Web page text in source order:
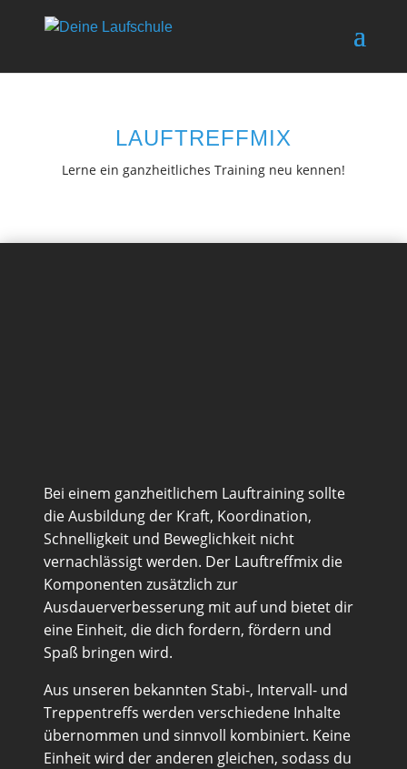
LAUFTREFFMIX
Lerne ein ganzheitliches Training neu kennen!
Bei einem ganzheitlichem Lauftraining sollte
die Ausbildung der Kraft, Koordination,
Schnelligkeit und Beweglichkeit nicht
vernachlässigt werden. Der Lauftreffmix die
Komponenten zusätzlich zur
Ausdauerverbesserung mit auf und bietet dir
eine Einheit, die dich fordern, fördern und
Spaß bringen wird.
Aus unseren bekannten Stabi-, Intervall- und
Treppentreffs werden verschiedene Inhalte
übernommen und sinnvoll kombiniert. Keine
Einheit wird der anderen gleichen, sodass du